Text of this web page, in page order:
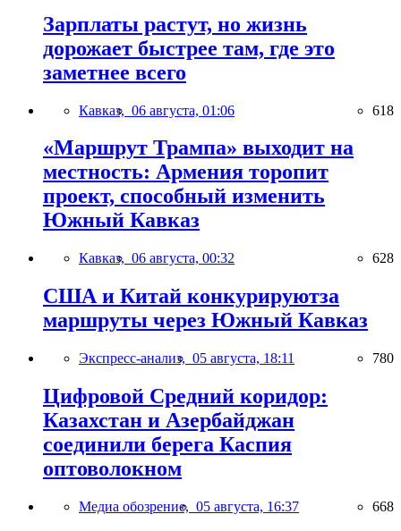
Зарплаты растут, но жизнь
дорожает быстрее там, где это
заметнее всего
Кавказ, 06 августа, 01:06 618
«Маршрут Трампа» выходит на
местность: Армения торопит
проект, способный изменить
Южный Кавказ
Кавказ, 06 августа, 00:32 628
США и Китай конкурируютза
маршруты через Южный Кавказ
Экспресс-анализ, 05 августа, 18:11 780
Цифровой Средний коридор:
Казахстан и Азербайджан
соединили берега Каспия
оптоволокном
Медиа обозрение, 05 августа, 16:37 668